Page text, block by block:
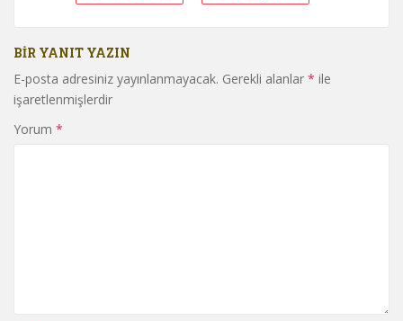
BIR YANIT YAZIN
E-posta adresiniz yayınlanmayacak. Gerekli alanlar * ile
işaretlenmişlerdir
Yorum *